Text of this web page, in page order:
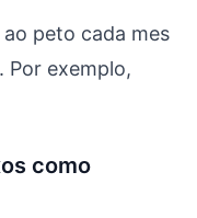
peto cada mes
Por exemplo,
como